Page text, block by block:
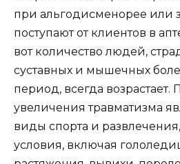
при альгодисменорее или
поступают от клиентов в
вот количество людей,
суставных и мышечных
период, всегда
увеличения травматизма
виды спорта и
условия, включая